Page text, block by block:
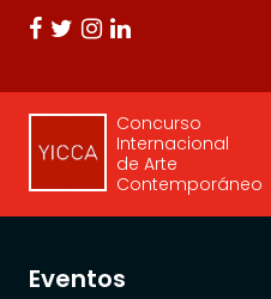
Concurso
Internacional
de Arte
Contemporáneo
Eventos